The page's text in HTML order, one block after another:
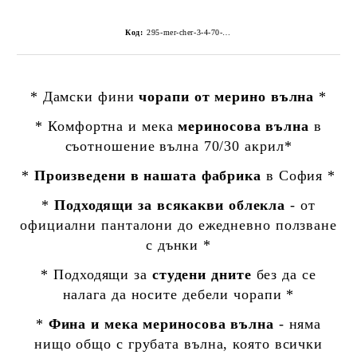
Код: 295-mer-cher-3-4-70-30-Z415Z--1
* Дамски финичорапи от мерино вълна *
* Комфортна и мека мериносова вълна в
съотношение вълна 70/30 акрил*
* Произведени в нашата фабрика в София *
*Подходящи за всякакви облекла - от
официални панталони до ежедневно ползване
с дънки *
* Подходящи за студени дните без да се
налага да носите дебели чорапи *
* Фина и мека мериносова вълна - няма
нищо общо с грубата вълна, която всички